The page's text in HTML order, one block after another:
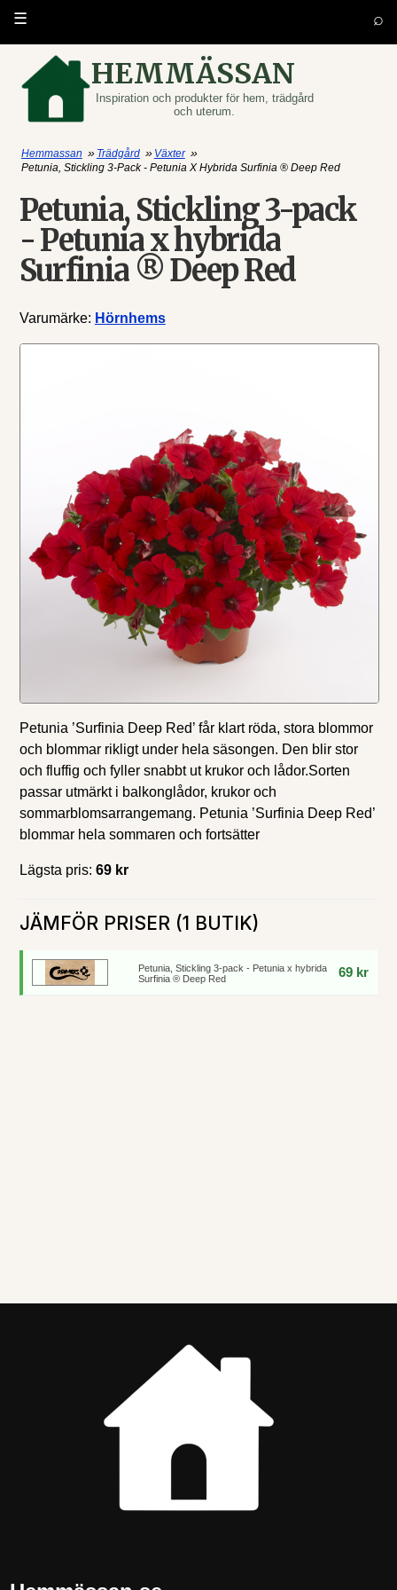
HEMMÄSSAN
Inspiration och produkter för hem, trädgård
och uterum.
☰ ⌕
Hemmassan » Trädgård » Växter »
Petunia, Stickling 3-Pack - Petunia X Hybrida Surfinia ® Deep Red
Petunia, Stickling 3-pack
- Petunia x hybrida
Surfinia ® Deep Red
Varumärke: Hörnhems
Petunia ’Surfinia Deep Red’ får klart röda, stora blommor
och blommar rikligt under hela säsongen. Den blir stor
och fluffig och fyller snabbt ut krukor och lådor.Sorten
passar utmärkt i balkonglådor, krukor och
sommarblomsarrangemang. Petunia ’Surfinia Deep Red’
blommar hela sommaren och fortsätter
Lägsta pris: 69 kr
JÄMFÖR PRISER (1 BUTIK)
Petunia, Stickling 3-pack - Petunia x hybrida
Surfinia ® Deep Red
69 kr